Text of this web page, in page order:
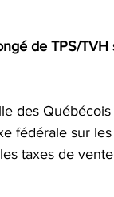
de TPS/
des
fédérale sur
taxes de